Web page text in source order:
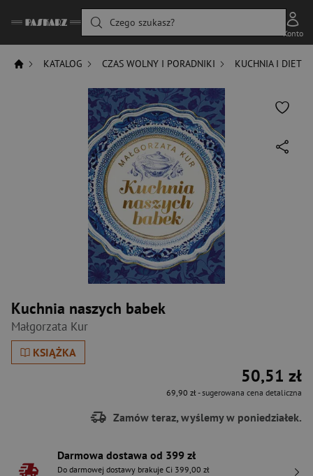
Czego szukasz?
Konto
KATALOG CZAS WOLNY I PORADNIKI KUCHNIA I DIETY
Kuchnia naszych babek
Małgorzata Kur
KSIĄŻKA
50,51 zł
69,90 zł- sugerowana cena detaliczna
Zamów teraz, wyślemy w poniedziałek.
Darmowa dostawa od 399 zł
Do darmowej dostawy brakuje Ci 399,00 zł